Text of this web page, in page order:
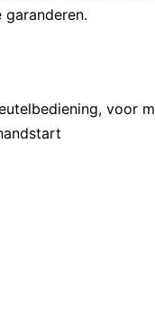
voor